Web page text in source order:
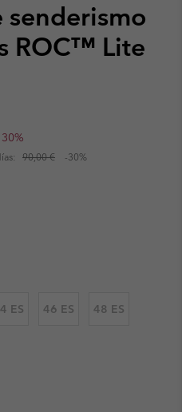
senderismo
ROC™ Lite
90,00 € -30%
ES 46 ES 48 ES